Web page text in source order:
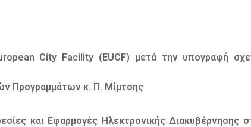
City Facility (EUCF) μετά την υπογραφή
Προγραμμάτων κ. Π. Μίμτσης
και Εφαρμογές Ηλεκτρονικής Διακυβέρνησης